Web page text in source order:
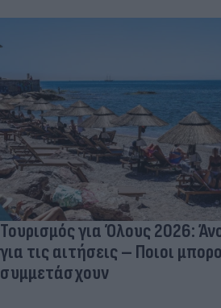
Τουρισμός για Όλους 2026:
για τις αιτήσεις – Ποιοι
συμμετάσχουν